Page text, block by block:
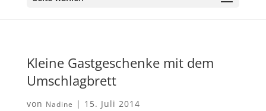
Kleine Gastgeschenke mit dem
Umschlagbrett
von Nadine | 15. Juli 2014